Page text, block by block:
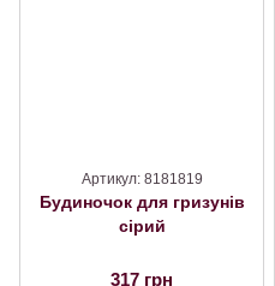
Артикул: 8181819
Будиночок для гризунів
сірий
317 грн